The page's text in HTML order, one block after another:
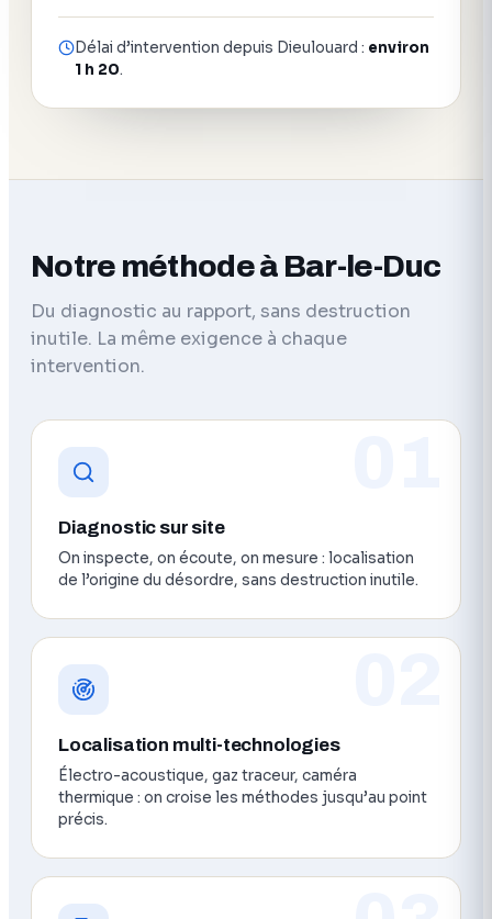
Délai d’intervention depuis Dieulouard : environ
1 h 20.
Notre méthode à Bar-le-Duc
Du diagnostic au rapport, sans destruction
inutile. La même exigence à chaque
intervention.
Diagnostic sur site
On inspecte, on écoute, on mesure : localisation
de l’origine du désordre, sans destruction inutile.
Localisation multi-technologies
Électro-acoustique, gaz traceur, caméra
thermique : on croise les méthodes jusqu’au point
précis.